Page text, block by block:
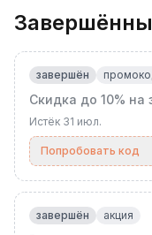
завершён
Скидка до 10% на
Истёк 31 июл.
Попробовать код
завершён акция